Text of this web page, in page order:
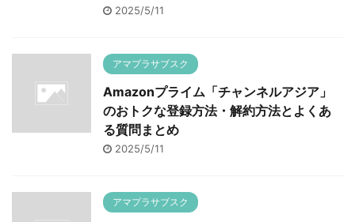
2025/5/11
アマプラサブスク
Amazonプライム「チャンネルアジア」
のおトクな登録方法・解約方法とよくあ
る質問まとめ
2025/5/11
アマプラサブスク